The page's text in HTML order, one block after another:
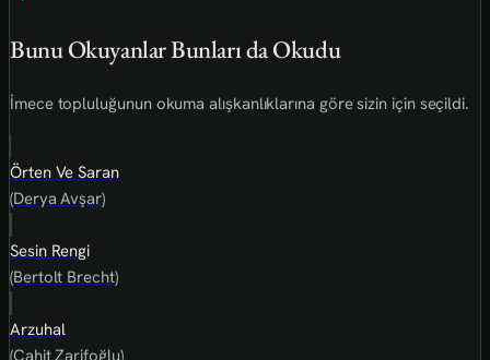
Bunu Okuyanlar Bunları da Okudu
İmece topluluğunun okuma alışkanlıklarına göre sizin için seçildi.
Örten Ve Saran
(Derya Avşar)
Sesin Rengi
(Bertolt Brecht)
Arzuhal